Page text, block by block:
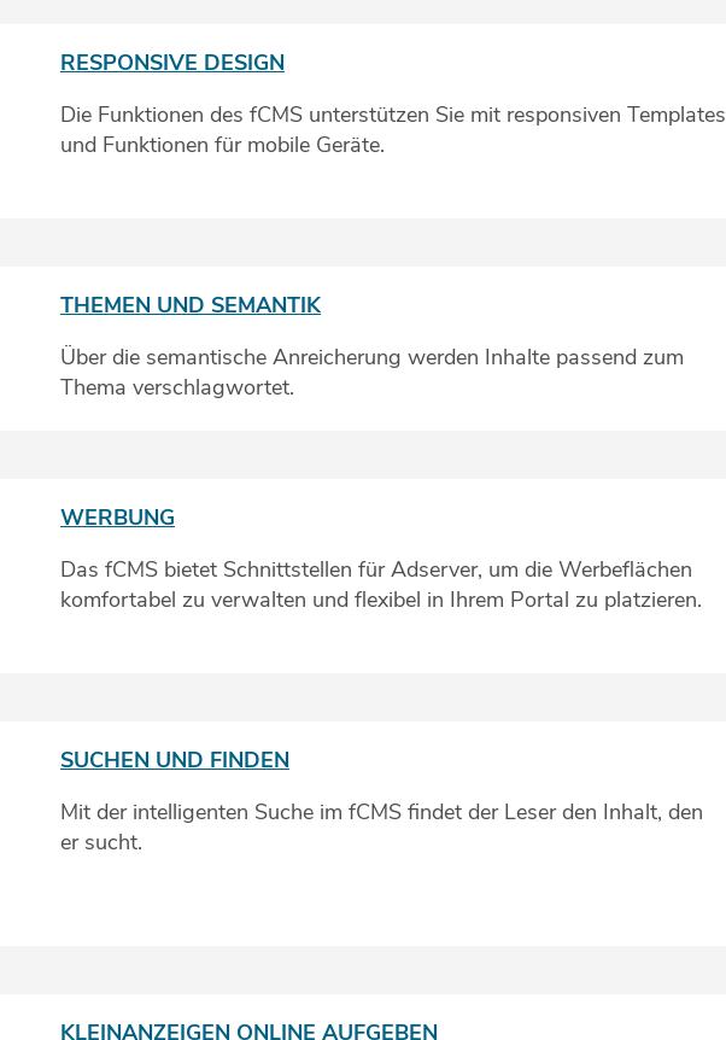
RESPONSIVE DESIGN
Die Funktionen des fCMS unterstützen Sie mit responsiven Templates
und Funktionen für mobile Geräte.
THEMEN UND SEMANTIK
Über die semantische Anreicherung werden Inhalte passend zum
Thema verschlagwortet.
WERBUNG
Das fCMS bietet Schnittstellen für Adserver, um die Werbeflächen
komfortabel zu verwalten und flexibel in Ihrem Portal zu platzieren.
SUCHEN UND FINDEN
Mit der intelligenten Suche im fCMS findet der Leser den Inhalt, den
er sucht.
KLEINANZEIGEN ONLINE AUFGEBEN